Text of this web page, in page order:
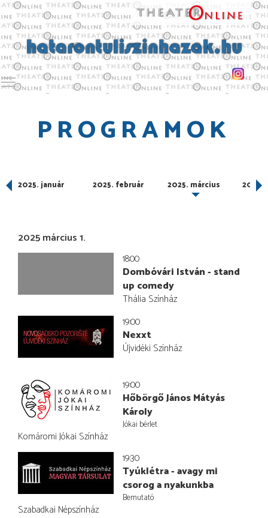
Toggle main menu visibility
PROGRAMOK
2025. január 2025. február 2025. március 2025.
2025 március 1.
18:00
Dombóvári István - stand
up comedy
Thália Színház
19:00
Nexxt
Újvidéki Színház
19:00
Hőbörgő János Mátyás
Károly
Jókai bérlet
Komáromi Jókai Színház
19:30
Tyúklétra - avagy mi
csorog a nyakunkba
Bemutató
Szabadkai Népszínház